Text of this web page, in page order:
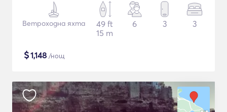
Ветроходна яхта
49 ft
15 m
6 3 3
$1,148 /нощ